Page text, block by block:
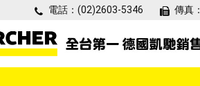
電話： (02)2603-5346 傳真：